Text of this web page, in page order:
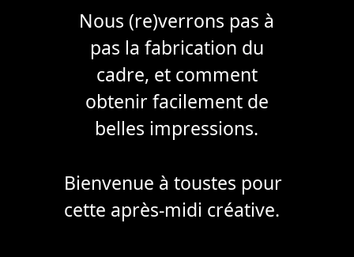
Nous (re)verrons pas à
pas la fabrication du
cadre, et comment
obtenir facilement de
belles impressions.
Bienvenue à toustes pour
cette après-midi créative.